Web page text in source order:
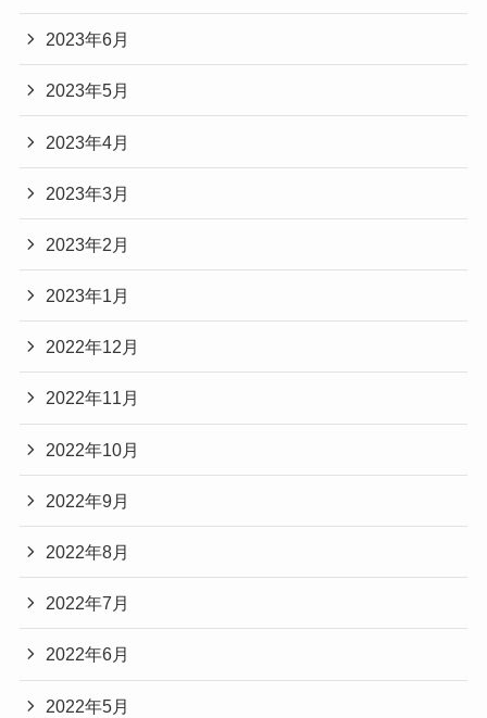
2023年6月
2023年5月
2023年4月
2023年3月
2023年2月
2023年1月
2022年12月
2022年11月
2022年10月
2022年9月
2022年8月
2022年7月
2022年6月
2022年5月